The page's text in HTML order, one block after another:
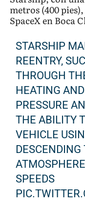
metros (400 pies),
SpaceX en Boca
STARSHIP
REENTRY,
THROUGH
HEATING
PRESSURE
THE ABILITY
VEHICLE
SPEEDS